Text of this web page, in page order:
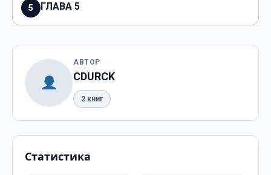
5 ГЛАВА 5
АВТОР
CDURCK
2 книг
Статистика